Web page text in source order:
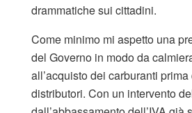
drammatiche sui cittadini.
Come minimo mi aspetto una
del Governo in modo da
all’acquisto dei carburanti
distributori. Con un intervento